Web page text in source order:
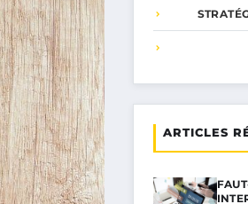
ARTICLES